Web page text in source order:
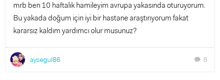
mrb ben 10 haftalık hamileyim avrupa yakasında oturuyorum.
Bu yakada doğum için iyi bir hastane araştırıyorum fakat
kararsız kaldım yardımcı olur musunuz?
aysegul86 chat 8